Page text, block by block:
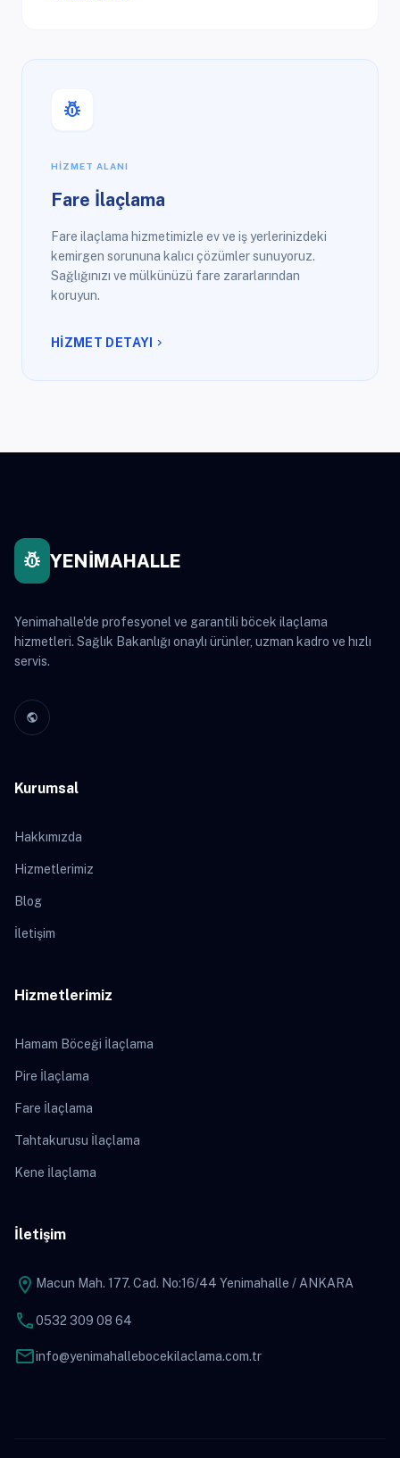
pest_control
HIZMET ALANI
Fare İlaçlama
Fare ilaçlama hizmetimizle ev ve iş yerlerinizdeki
kemirgen sorununa kalıcı çözümler sunuyoruz.
Sağlığınızı ve mülkünüzü fare zararlarından
koruyun.
HİZMET DETAYI chevron_right
pest_control YENİMAHALLE
Yenimahalle'de profesyonel ve garantili böcek ilaçlama
hizmetleri. Sağlık Bakanlığı onaylı ürünler, uzman kadro ve hızlı
servis.
public
Kurumsal
Hakkımızda
Hizmetlerimiz
Blog
İletişim
Hizmetlerimiz
Hamam Böceği İlaçlama
Pire İlaçlama
Fare İlaçlama
Tahtakurusu İlaçlama
Kene İlaçlama
İletişim
location_on Macun Mah. 177. Cad. No:16/44 Yenimahalle / ANKARA
phone0532 309 08 64
mailinfo@yenimahallebocekilaclama.com.tr